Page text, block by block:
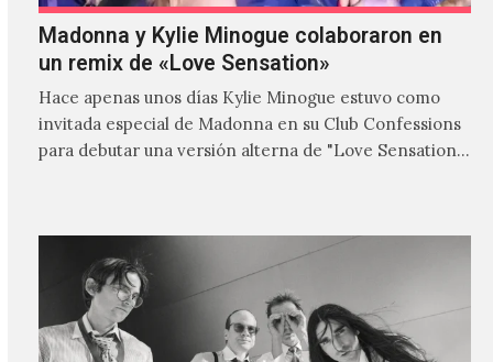
Madonna y Kylie Minogue colaboraron en
un remix de «Love Sensation»
Hace apenas unos días Kylie Minogue estuvo como
invitada especial de Madonna en su Club Confessions
para debutar una versión alterna de "Love Sensation",